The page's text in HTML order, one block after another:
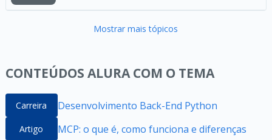
Mostrar mais tópicos
CONTEÚDOS ALURA COM O TEMA
Carreira Desenvolvimento Back-End Python
Artigo MCP: o que é, como funciona e diferenças